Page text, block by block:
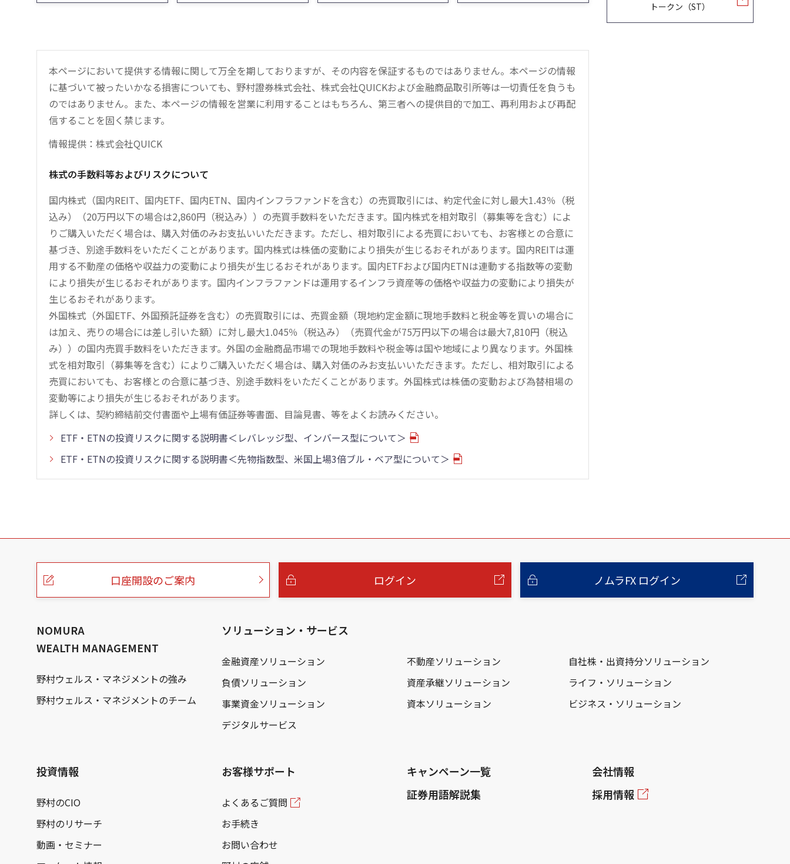
本ページにおいて提供する情報に関して万全を期しておりますが、その内容を保証するものではありません。本ページの情報
に基づいて被ったいかなる損害についても、野村證券株式会社、株式会社QUICKおよび金融商品取引所等は一切責任を負うも
のではありません。また、本ページの情報を営業に利用することはもちろん、第三者への提供目的で加工、再利用および再配
信することを固く禁じます。
情報提供：株式会社QUICK
株式の手数料等およびリスクについて
国内株式（国内REIT、国内ETF、国内ETN、国内インフラファンドを含む）の売買取引には、約定代金に対し最大1.43％（税
込み）（20万円以下の場合は2,860円（税込み））の売買手数料をいただきます。国内株式を相対取引（募集等を含む）によ
りご購入いただく場合は、購入対価のみお支払いいただきます。ただし、相対取引による売買においても、お客様との合意に
基づき、別途手数料をいただくことがあります。国内株式は株価の変動により損失が生じるおそれがあります。国内REITは運
用する不動産の価格や収益力の変動により損失が生じるおそれがあります。国内ETFおよび国内ETNは連動する指数等の変動
により損失が生じるおそれがあります。国内インフラファンドは運用するインフラ資産等の価格や収益力の変動により損失が
生じるおそれがあります。
外国株式（外国ETF、外国預託証券を含む）の売買取引には、売買金額（現地約定金額に現地手数料と税金等を買いの場合に
は加え、売りの場合には差し引いた額）に対し最大1.045％（税込み）（売買代金が75万円以下の場合は最大7,810円（税込
み））の国内売買手数料をいただきます。外国の金融商品市場での現地手数料や税金等は国や地域により異なります。外国株
式を相対取引（募集等を含む）によりご購入いただく場合は、購入対価のみお支払いいただきます。ただし、相対取引による
売買においても、お客様との合意に基づき、別途手数料をいただくことがあります。外国株式は株価の変動および為替相場の
変動等により損失が生じるおそれがあります。
詳しくは、契約締結前交付書面や上場有価証券等書面、目論見書、等をよくお読みください。
ETF・ETNの投資リスクに関する説明書＜レバレッジ型、インバース型について＞
ETF・ETNの投資リスクに関する説明書＜先物指数型、米国上場3倍ブル・ベア型について＞
トークン（ST）
こ
口座開設のご案内 ログイン ノムラFX ログイン
NOMURA
WEALTH MANAGEMENT
野村ウェルス・マネジメントの強み
野村ウェルス・マネジメントのチーム
ソリューション・サービス
金融資産ソリューション 不動産ソリューション
自社株・出資持分ソリューション
負債ソリューション
資産承継ソリューション
ライフ・ソリューション
事業資金ソリューション
資本ソリューション
ビジネス・ソリューション
デジタルサービス
投資情報
野村のCIO
野村のリサーチ
動画・セミナー
お客様サポート
よくあるご質問
お手続き
お問い合わせ
キャンペーン一覧
証券用語解説集
会社情報
採用情報